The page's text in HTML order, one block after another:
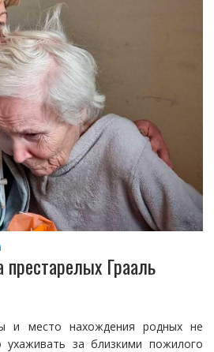
Грааль
и место нахождения родных не
ухаживать за близкими пожилого